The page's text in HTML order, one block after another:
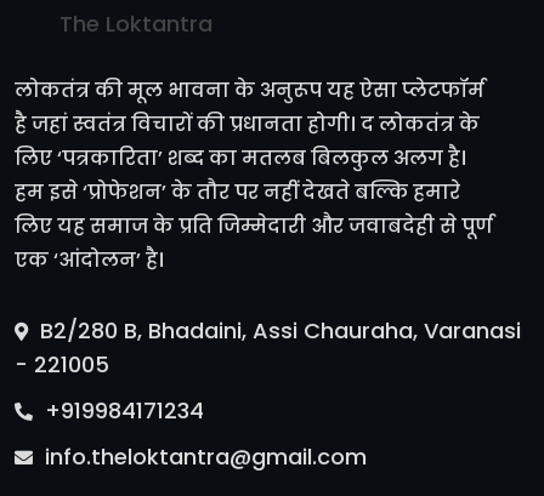
The Loktantra
लोकतंत्र की मूल भावना के अनुरूप यह ऐसा प्लेटफॉर्म
है जहां स्वतंत्र विचारों की प्रधानता होगी। द लोकतंत्र के
लिए ‘पत्रकारिता’ शब्द का मतलब बिलकुल अलग है।
हम इसे ‘प्रोफेशन’ के तौर पर नहीं देखते बल्कि हमारे
लिए यह समाज के प्रति जिम्मेदारी और जवाबदेही से पूर्ण
एक ‘आंदोलन’ है।
B2/280 B, Bhadaini, Assi Chauraha, Varanasi
- 221005
+919984171234
info.theloktantra@gmail.com